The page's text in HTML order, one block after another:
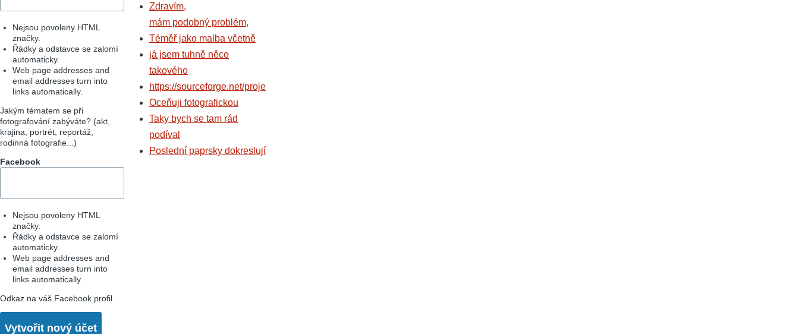
Nejsou povoleny HTML
značky.
Řádky a odstavce se zalomí
automaticky.
Web page addresses and
email addresses turn into
links automatically.
Jakým tématem se při
fotografování zabýváte? (akt,
krajina, portrét, reportáž,
rodinná fotografie...)
Facebook
Nejsou povoleny HTML
značky.
Řádky a odstavce se zalomí
automaticky.
Web page addresses and
email addresses turn into
links automatically.
Odkaz na váš Facebook profil
Zdravím,
mám podobný problém,
Téměř jako malba včetně
já jsem tuhně něco
takového
https://sourceforge.net/proje
Oceňuji fotografickou
Taky bych se tam rád
podíval
Poslední paprsky dokreslují